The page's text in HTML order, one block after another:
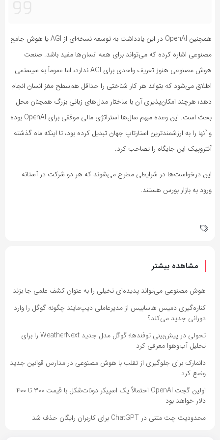
همچنین OpenAI در این یادداشت به توسعه نسخه‌ای از AGI یا هوش جامع
مصنوعی اشاره کرده که می‌تواند برای همه انسان‌ها مفید باشد. صنعت
هوش مصنوعی هنوز تعریف واحدی برای AGI ندارد، اما عموماً به سیستمی
اطلاق می‌شود که بتواند هر کار شناختی را حداقل هم‌سطح مغز انسان انجام
دهد؛ هرچند امکان‌پذیری آن با ساختار مدل‌های زبانی بزرگ همچنان محل
بحث است. این وعده مبهم سال‌ها استراتژی مالی موفقی برای OpenAI بوده
و آنها را به ارزشمندترین استارتاپ جهان تبدیل کرده بود، تا اینکه ماه گذشته
آنتروپیک این جایگاه را تصاحب کرد.
این درخواست‌ها در شرایطی مطرح می‌شوند که هر دو شرکت در آستانه
ورود به بازار بورس هستند.
مشاهده بیشتر
هوش مصنوعی می‌تواند پدیده‌ای تخیلی را به عنوان کشف علمی جا بزند
کناره‌گیری دمیس هاسابیس از مدیرعاملی دیپ‌مایند چگونه گوگل را وارد
دورانی جدید می‌کند؟
تحولی در پیش‌بینی توفندها؛ گوگل مدل جدید WeatherNext را برای
تحلیل آب‌وهوا معرفی کرد
دانمارک برای جلوگیری از تقلب با هوش مصنوعی در مدارس قوانین جدید
وضع کرد
اولین گجت OpenAI احتمالاً یک اسپیکر دونات‌شکل با قیمت ۳۰۰ تا ۴۰۰
دلار خواهد بود
محدودیت چت متنی در ChatGPT برای کاربران رایگان حذف شد